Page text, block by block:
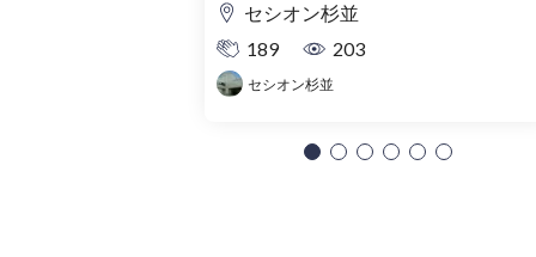
セシオン杉並
189
203
セシオン杉並